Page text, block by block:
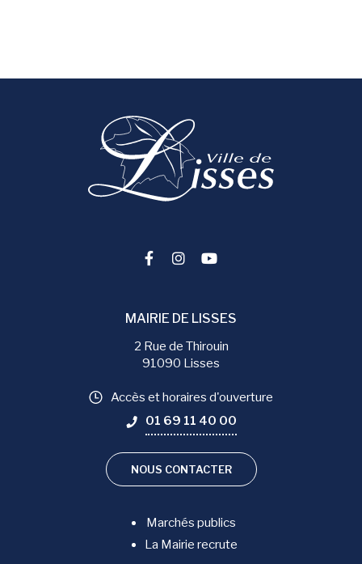
Lien vers le compte Facebook
Lien vers le compte
Lien vers la chaîne
MAIRIE DE LISSES
2 Rue de Thirouin
91090 Lisses
Accès et horaires d'ouverture
01 69 11 40 00
NOUS CONTACTER
Marchés publics
La Mairie recrute